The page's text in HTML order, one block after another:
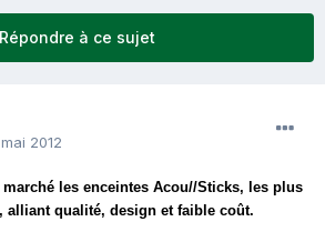
Répondre à ce sujet
2012
les enceintes Acou//Sticks, les plus
alliant qualité, design et faible coût.